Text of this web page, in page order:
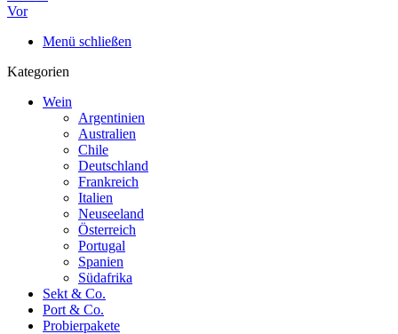
Vor
Menü schließen
Kategorien
Wein
Argentinien
Australien
Chile
Deutschland
Frankreich
Italien
Neuseeland
Österreich
Portugal
Spanien
Südafrika
Sekt & Co.
Port & Co.
Probierpakete